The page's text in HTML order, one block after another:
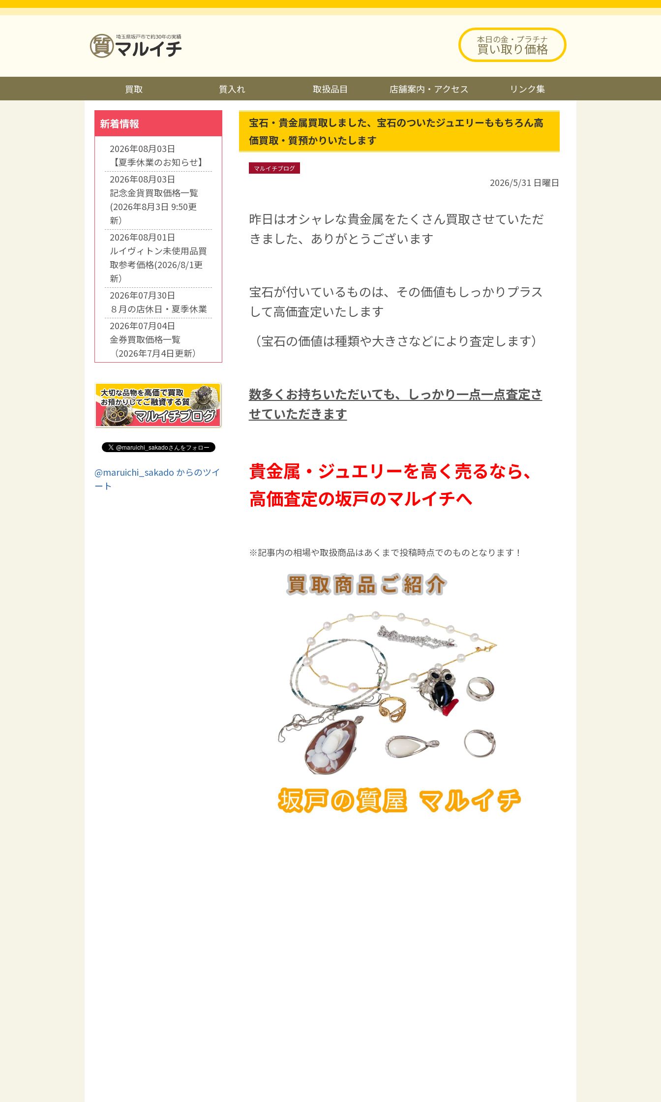
本日の金・プラチナ
買い取り価格
買取 質入れ 取扱品目 店舗案内・アクセス リンク集
宝石・貴金属買取しました、宝石のついたジュエリーももちろん高
価買取・質預かりいたします
マルイチブログ
2026/5/31 日曜日
昨日はオシャレな貴金属をたくさん買取させていただ
きました、ありがとうございます
宝石が付いているものは、その価値もしっかりプラス
して高価査定いたします
（宝石の価値は種類や大きさなどにより査定します）
数多くお持ちいただいても、しっかり一点一点査定さ
せていただきます
貴金属・ジュエリーを高く売るなら、
高価査定の坂戸のマルイチへ
※記事内の相場や取扱商品はあくまで投稿時点でのものとなります！
新着情報
2026年08月03日
【夏季休業のお知らせ】
2026年08月03日
記念金貨買取価格一覧
(2026年8月3日 9:50更
新）
2026年08月01日
ルイヴィトン未使用品買
取参考価格(2026/8/1更
新）
2026年07月30日
８月の店休日・夏季休業
2026年07月04日
金券買取価格一覧
（2026年7月4日更新）
@maruichi_sakado からのツイ
ート